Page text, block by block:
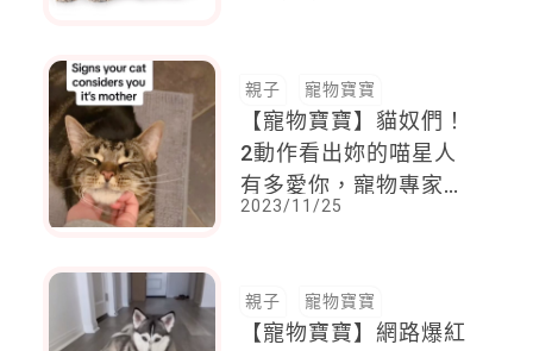
親子 寵物寶寶
【寵物寶寶】貓奴們！
2動作看出妳的喵星人
有多愛你，寵物專家：
一切都是把主人當成母
2023/11/25
親子 寵物寶寶
【寵物寶寶】網路爆紅